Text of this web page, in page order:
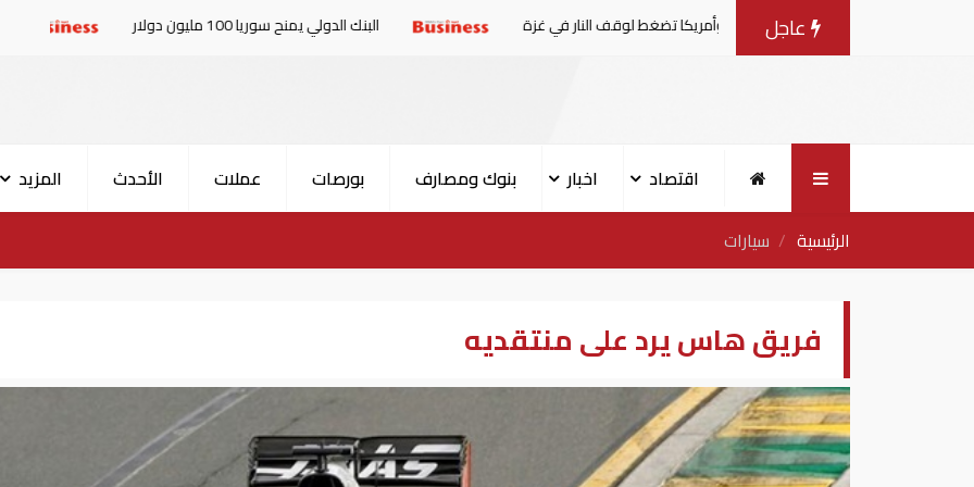
عاجل
مع إسرائيل.. وأمريكا تضغط لوقف النار في غزة البنك الدولي يمنح سوريا 100 مليون دولار الإمارات
اقتصاد اخبار بنوك ومصارف بورصات عملات الأحدث المزيد
الرئيسية
سيارات
فريق هاس يرد على منتقديه